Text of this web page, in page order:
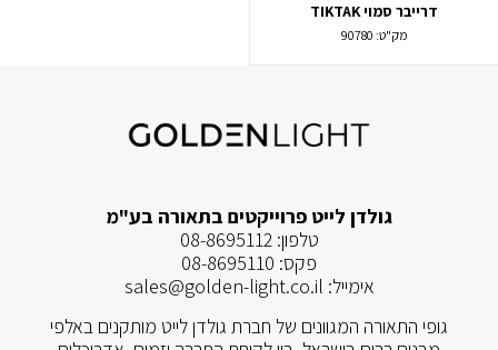
דרייבר סמוי TIKTAK
מק"ט: 90780
גולדן לייט פרוייקטים בתאורה בע"מ
טלפון:08-8695112
פקס: 08-8695110
אימייל: sales@golden-light.co.il
גופי התאורה המגוונים של חברת גולדן לייט מותקנים באלפי